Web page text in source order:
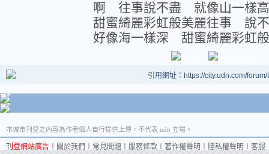
啊 往事說不盡 就像山一樣高
甜蜜綺麗彩虹般美麗往事 說
好像海一樣深 甜蜜綺麗彩虹
引用網址：https://city.udn.com/
本城市刊登之內容為作者個人自行提供上傳，不代表 udn 立場。
刊登網站廣告 關於我們 常見問題 服務條款 著作權聲明 隱私權聲明 客服